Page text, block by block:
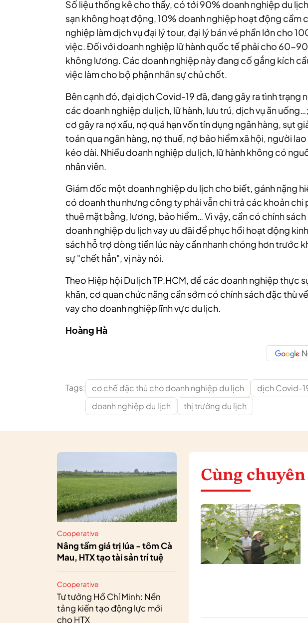
Số liệu thống kê cho thấy, có tới 90% doanh nghiệp du
sạn không hoạt động, 10% doanh nghiệp hoạt động cầm
nghiệp làm dịch vụ đại lý tour, đại lý bán vé phần lớn cho
việc. Đối với doanh nghiệp lữ hành quốc tế phải cho 60-
không lương. Các doanh nghiệp này đang cố gắng kích
việc làm cho bộ phận nhân sự chủ chốt.
Bên cạnh đó, đại dịch Covid-19 đã, đang gây ra tình trạng
các doanh nghiệp du lịch, lữ hành, lưu trú, dịch vụ ăn
cơ gây ra nợ xấu, nợ quá hạn vốn tín dụng ngân hàng, sụt
toán qua ngân hàng, nợ thuế, nợ bảo hiểm xã hội, người
kéo dài. Nhiều doanh nghiệp du lịch, lữ hành không có
nhân viên.
Giám đốc một doanh nghiệp du lịch cho biết, gánh nặng
có doanh thu nhưng công ty phải vẫn chi trả các khoản chi
thuê mặt bằng, lương, bảo hiểm… Vì vậy, cần có chính
doanh nghiệp du lịch vay ưu đãi để phục hồi hoạt động
sách hỗ trợ dòng tiền lúc này cần nhanh chóng hơn trước
sự "chết hẳn", vị này nói.
Theo Hiệp hội Du lịch TP.HCM, để các doanh nghiệp thực
khăn, cơ quan chức năng cần sớm có chính sách đặc thù
vay cho doanh nghiệp lĩnh vực du lịch.
Hoàng Hà
Tags: cơ chế đặc thù cho doanh nghiệp du lịch
dịch Covid-
doanh nghiệp du lịch
thị trường du lịch
Cooperative
Nâng tầm giá trị lúa - tôm Cà
Mau, HTX tạo tài sản trí tuệ
Cooperative
Tư tưởng Hồ Chí Minh: Nền
tảng kiến tạo động lực mới
cho HTX
Cùng